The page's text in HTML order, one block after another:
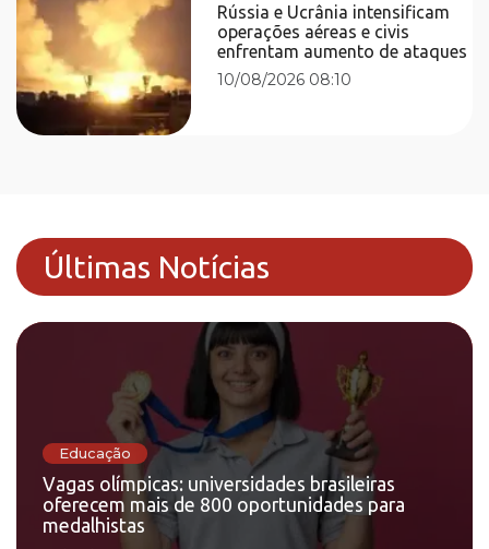
Rússia e Ucrânia intensificam
operações aéreas e civis
enfrentam aumento de ataques
10/08/2026 08:10
Últimas Notícias
Educação
Vagas olímpicas: universidades brasileiras
oferecem mais de 800 oportunidades para
medalhistas